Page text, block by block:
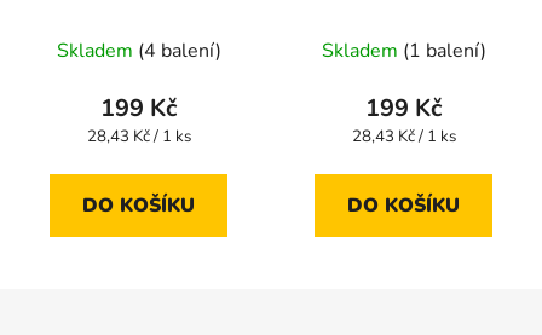
Skladem (4 balení)
199 Kč
Měrná
28,43 Kč / 1 ks
DO KOŠÍKU
Skladem (1 balení)
199 Kč
Měrná
28,43 Kč / 1 ks
DO KOŠÍKU